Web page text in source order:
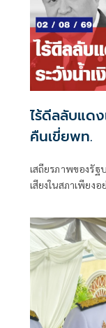
ไร้ดีลลับแดง
คืนเขี่ยพท.
เสถียรภาพของรัฐ
เสียงในสภาเพียง
ข่ายอำนาจของพร